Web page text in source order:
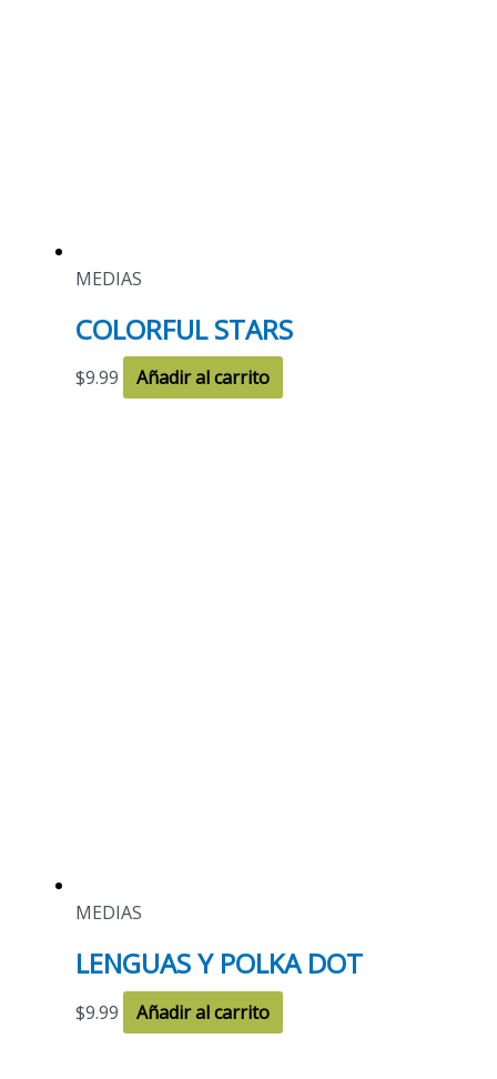
MEDIAS
COLORFUL STARS
$9.99 Añadir al carrito
MEDIAS
LENGUAS Y POLKA DOT
$9.99 Añadir al carrito